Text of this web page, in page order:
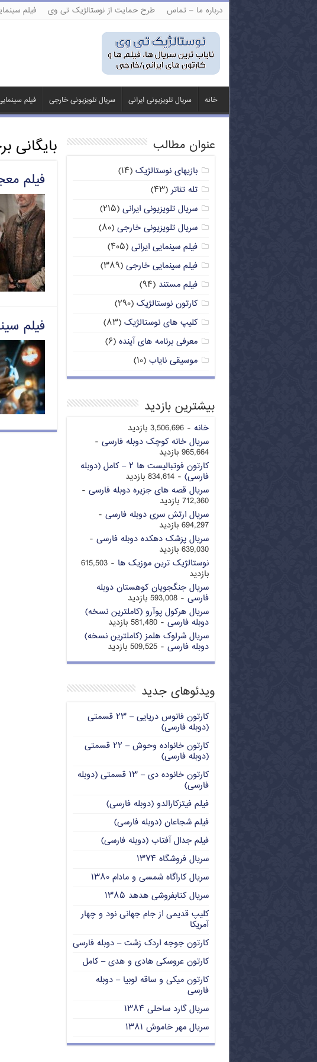
درباره ما – تماس طرح حمایت از نوستالژیک تی وی فیلم
خانه سریال تلویزیونی ایرانی سریال تلویزیونی خارجی فیلم
بایگانی
فیلم معجون
فیلم
عنوان مطالب
بازیهای نوستالژیک (۱۴)
تله تئاتر(۴۳)
سریال تلویزیونی ایرانی (۲۱۵)
سریال تلویزیونی خارجی (۸۰)
فیلم سینمایی ایرانی (۴۰۵)
فیلم سینمایی خارجی (۳۸۹)
فیلم مستند (۹۴)
کارتون نوستالژیک (۲۹۰)
کلیپ های نوستالژیک (۸۳)
معرفی برنامه های آینده (۶)
موسیقی نایاب (۱۰)
بیشترین بازدید
خانه - 3,506,696 بازدید
سریال خانه کوچک دوبله فارسی -
965,664 بازدید
کارتون فوتبالیست ها ۲ – کامل (دوبله
فارسی) - 834,614 بازدید
سریال قصه های جزیره دوبله فارسی -
712,360 بازدید
سریال ارتش سری دوبله فارسی -
694,297 بازدید
سریال پزشک دهکده دوبله فارسی -
639,030 بازدید
نوستالژیک ترین موزیک ها
- 615,503
بازدید
سریال جنگجویان کوهستان دوبله
فارسی - 593,008 بازدید
سریال هرکول پوآرو (کاملترین نسخه)
دوبله فارسی - 581,480 بازدید
سریال شرلوک هلمز (کاملترین نسخه)
دوبله فارسی - 509,525 بازدید
ویدئوهای جدید
کارتون فانوس دریایی – ۲۳ قسمتی
(دوبله فارسی)
کارتون خانواده وحوش – ۲۲ قسمتی
(دوبله فارسی)
کارتون خانوده دی – ۱۳ قسمتی (دوبله
فارسی)
فیلم فیتزکارالدو (دوبله فارسی)
فیلم شجاعان (دوبله فارسی)
فیلم جدال آفتاب (دوبله فارسی)
سریال فروشگاه ۱۳۷۴
سریال کاراگاه شمسی و مادام ۱۳۸۰
سریال کتابفروشی هدهد ۱۳۸۵
کلیپ قدیمی از جام جهانی نود و چهار
آمریکا
کارتون جوجه اردک زشت – دوبله فارسی
کارتون عروسکی هادی و هدی – کامل
کارتون میکی و ساقه لوبیا – دوبله
فارسی
سریال گارد ساحلی ۱۳۸۴
سریال مهر خاموش ۱۳۸۱